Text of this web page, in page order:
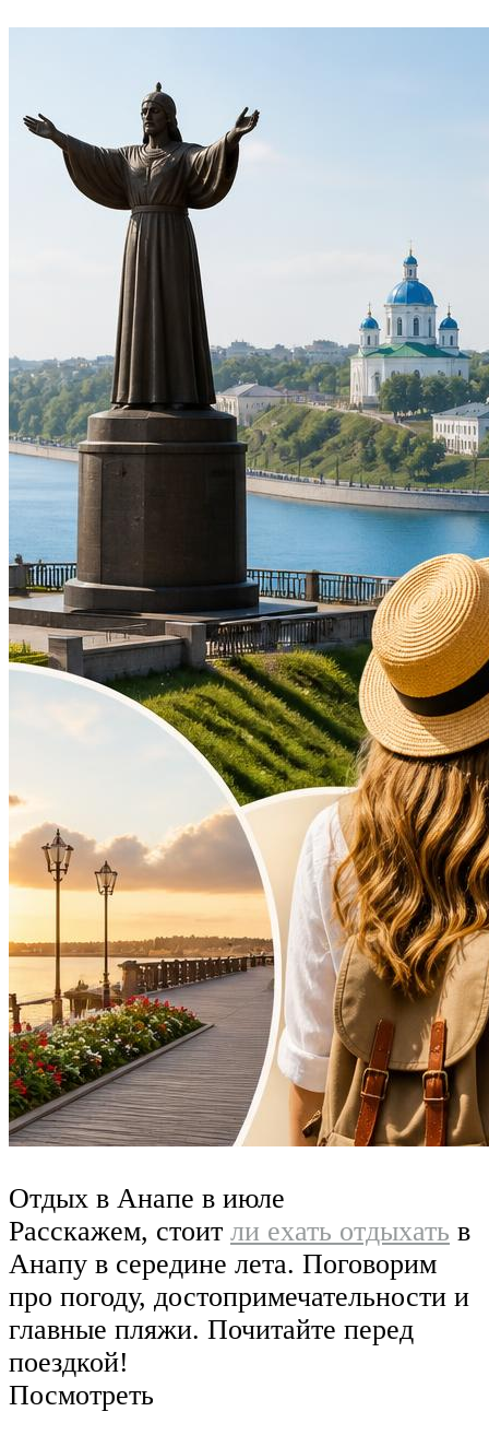
Отдых в Анапе в июле
Расскажем, стоит ли ехать отдыхать в
Анапу в середине лета. Поговорим
про погоду, достопримечательности и
главные пляжи. Почитайте перед
поездкой!
Посмотреть